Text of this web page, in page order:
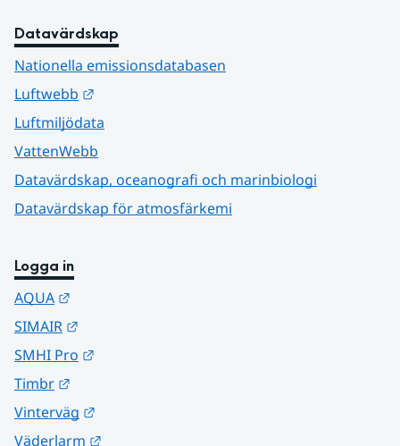
Datavärdskap
Nationella emissionsdatabasen
Luftwebb
Luftmiljödata
VattenWebb
Datavärdskap, oceanografi och marinbiologi
Datavärdskap för atmosfärkemi
Logga in
AQUA
SIMAIR
SMHI Pro
Timbr
Vinterväg
Väderlarm